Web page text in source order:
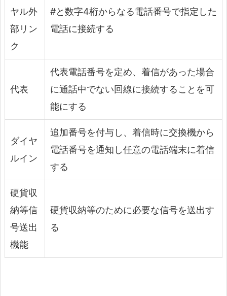
ヤル外
部リン
ク
#と数字4桁からなる電話番号で指定した
電話に接続する
代表
代表電話番号を定め、着信があった場合
に通話中でない回線に接続することを可
能にする
ダイヤ
ルイン
追加番号を付与し、着信時に交換機から
電話番号を通知し任意の電話端末に着信
する
硬貨収
納等信
号送出
機能
硬貨収納等のために必要な信号を送出す
る